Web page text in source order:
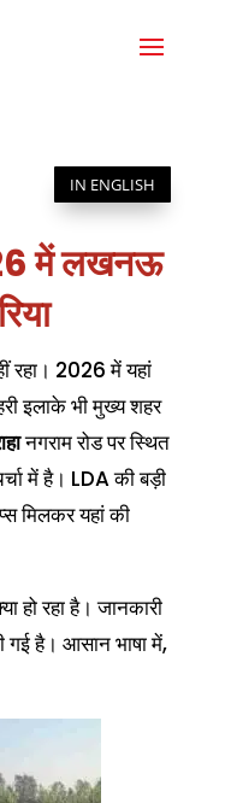
IN ENGLISH
में लखनऊ
रहा। 2026 में यहां
इलाके भी मुख्य शहर
नगराम रोड पर स्थित
में है। LDA की बड़ी
मिलकर यहां की
रहा है। जानकारी
है। आसान भाषा में,